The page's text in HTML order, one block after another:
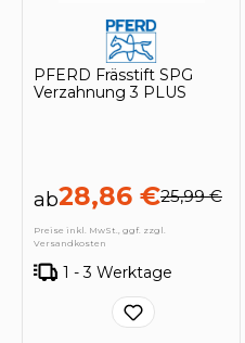
PFERD Frässtift SPG
Verzahnung 3 PLUS
ab28,86 €25,99 €
Preise inkl. MwSt., ggf. zzgl.
Versandkosten
1 - 3 Werktage